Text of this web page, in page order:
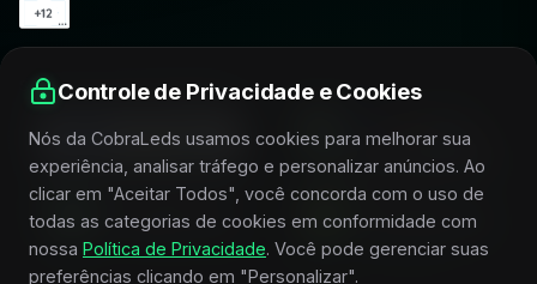
SELOS DE SEGURANÇA
Controle de Privacidade e Cookies
Nós da CobraLeds usamos cookies para melhorar sua
experiência, analisar tráfego e personalizar anúncios. Ao
clicar em "Aceitar Todos", você concorda com o uso de
todas as categorias de cookies em conformidade com
nossa Política de Privacidade. Você pode gerenciar suas
preferências clicando em "Personalizar".